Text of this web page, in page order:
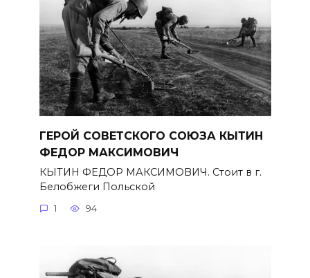
ГЕРОЙ СОВЕТСКОГО СОЮЗА КЫТИН
ФЕДОР МАКСИМОВИЧ
КЫТИН ФЕДОР МАКСИМОВИЧ. Стоит в г.
Белобжеги Польской
1 94